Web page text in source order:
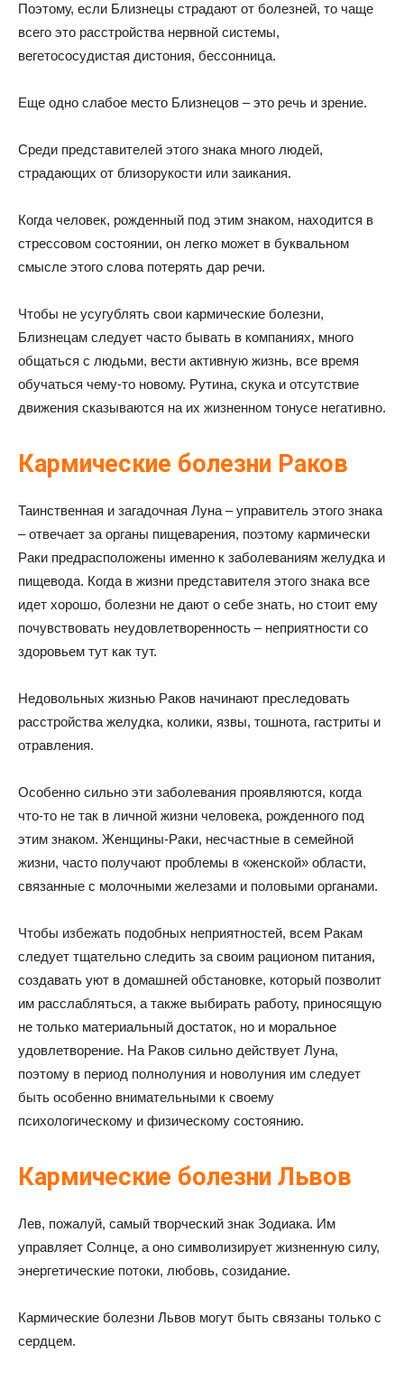
Поэтому, если Близнецы страдают от болезней, то чаще
всего это расстройства нервной системы,
вегетососудистая дистония, бессонница.
Еще одно слабое место Близнецов – это речь и зрение.
Среди представителей этого знака много людей,
страдающих от близорукости или заикания.
Когда человек, рожденный под этим знаком, находится в
стрессовом состоянии, он легко может в буквальном
смысле этого слова потерять дар речи.
Чтобы не усугублять свои кармические болезни,
Близнецам следует часто бывать в компаниях, много
общаться с людьми, вести активную жизнь, все время
обучаться чему-то новому. Рутина, скука и отсутствие
движения сказываются на их жизненном тонусе негативно.
Кармические болезни Раков
Таинственная и загадочная Луна – управитель этого знака
– отвечает за органы пищеварения, поэтому кармически
Раки предрасположены именно к заболеваниям желудка и
пищевода. Когда в жизни представителя этого знака все
идет хорошо, болезни не дают о себе знать, но стоит ему
почувствовать неудовлетворенность – неприятности со
здоровьем тут как тут.
Недовольных жизнью Раков начинают преследовать
расстройства желудка, колики, язвы, тошнота, гастриты и
отравления.
Особенно сильно эти заболевания проявляются, когда
что-то не так в личной жизни человека, рожденного под
этим знаком. Женщины-Раки, несчастные в семейной
жизни, часто получают проблемы в «женской» области,
связанные с молочными железами и половыми органами.
Чтобы избежать подобных неприятностей, всем Ракам
следует тщательно следить за своим рационом питания,
создавать уют в домашней обстановке, который позволит
им расслабляться, а также выбирать работу, приносящую
не только материальный достаток, но и моральное
удовлетворение. На Раков сильно действует Луна,
поэтому в период полнолуния и новолуния им следует
быть особенно внимательными к своему
психологическому и физическому состоянию.
Кармические болезни Львов
Лев, пожалуй, самый творческий знак Зодиака. Им
управляет Солнце, а оно символизирует жизненную силу,
энергетические потоки, любовь, созидание.
Кармические болезни Львов могут быть связаны только с
сердцем.